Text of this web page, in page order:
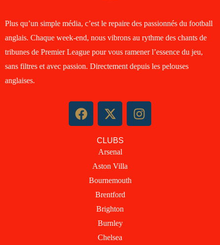
Plus qu’un simple média, c’est le repaire des passionnés du football
anglais. Chaque week-end, nous vibrons au rythme des chants de
tribunes de Premier League pour vous ramener l’essence du jeu,
sans filtres et avec passion. Directement depuis les pelouses
anglaises.
F
a
X
-
w
i
t
t
e
r
I
n
CLUBS
Arsenal
Aston Villa
Bournemouth
Brentford
Brighton
Burnley
Chelsea